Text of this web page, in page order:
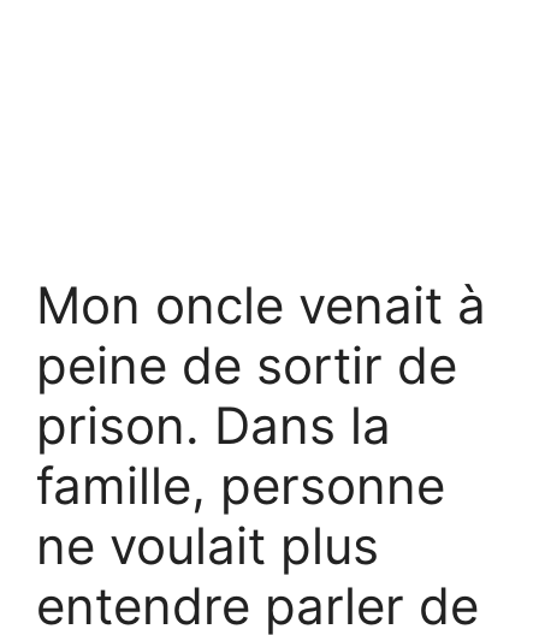
Mon oncle venait à
peine de sortir de
prison. Dans la
famille, personne
ne voulait plus
entendre parler de